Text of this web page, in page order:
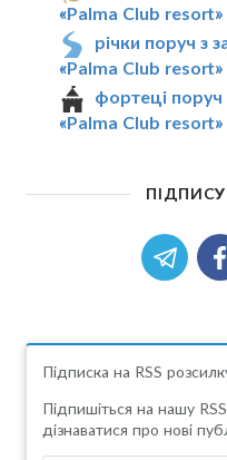
«Palma Club resort»
річки поруч з
«Palma Club resort»
фортеці
«Palma Club resort»
Підписка на RSS
Підпишіться на нашу
дізнаватися про нові